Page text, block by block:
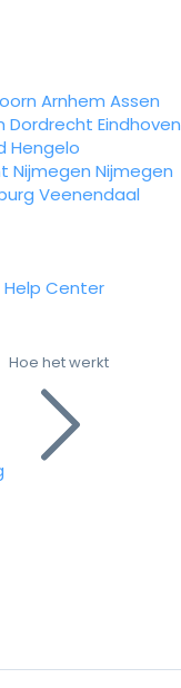
Arnhem Assen
Dordrecht Eindhoven
Hengelo
Nijmegen Nijmegen
Veenendaal
Help Center
Hoe het werkt